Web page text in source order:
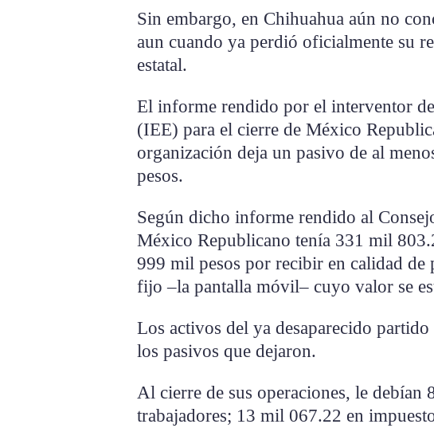
Sin embargo, en Chihuahua aún no
aun cuando ya perdió oficialmente su
estatal.
El informe rendido por el interventor
(IEE) para el cierre de México
organización deja un pasivo de al
pesos.
Según dicho informe rendido al
México Republicano tenía 331 mil
999 mil pesos por recibir en calidad
fijo –la pantalla móvil– cuyo valor se
Los activos del ya desaparecido
los pasivos que dejaron.
Al cierre de sus operaciones, le debían
trabajadores; 13 mil 067.22 en